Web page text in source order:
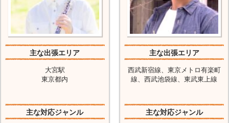
主な出張エリア
大宮駅
東京都内
主な対応ジャンル
主な出張エリア
西武新宿線、東京メトロ有楽町
線、西武池袋線、東武東上線
主な対応ジャンル